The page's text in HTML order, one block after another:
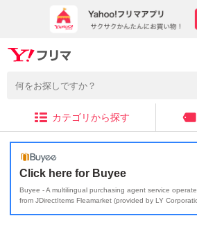
カテゴリから探す
Click here for Buyee
Buyee - A multilingual purchasing agent service
from JDirectItems Fleamarket (provided by LY